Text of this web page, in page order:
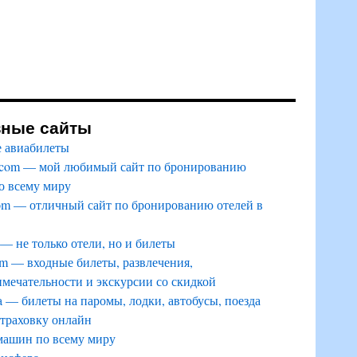
сайты
— мой любимый сайт по бронированию
всему миру
— отличный сайт по бронированию отелей в
не только отели, но и билеты
— входные билеты, развлечения,
и экскурсии со скидкой
— билеты на паромы, лодки, автобусы, поезда
онлайн
по всему миру